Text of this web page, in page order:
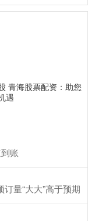
青海股票配资：助您
遇
账
量“大大”高于预期